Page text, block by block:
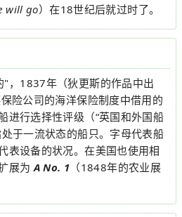
will go）在18世纪后就过时了。
"，1837年（狄更斯的作品中出
险公司的海洋保险制度中借用的
进行选择性评级（“英国和外国船
于一流状态的船只。字母代表船
表设备的状况。在美国也使用相
展为A No. 1 （1848年的农业展